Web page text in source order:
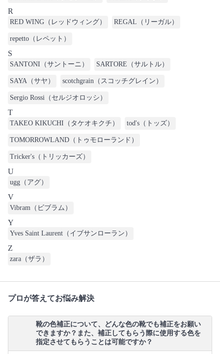
R
RED WING（レッドウィング） REGAL（リーガル）
repetto（レペット）
S
SANTONI（サントーニ） SARTORE（サルトル）
SAYA（サヤ） scotchgrain（スコッチグレイン）
Sergio Rossi（セルジオロッシ）
T
TAKEO KIKUCHI（タケオキクチ） tod's（トッズ）
TOMORROWLAND（トゥモローランド）
Tricker's（トリッカーズ）
U
ugg（アグ）
V
Vibram（ビブラム）
Y
Yves Saint Laurent（イブサンローラン）
Z
zara（ザラ）
プロが答えてお悩み解決
靴の色補正について、どんな色の靴でも補正をお願い
できますか？また、補正してもらう際に使用する色を
指定させてもらうことは可能ですか？